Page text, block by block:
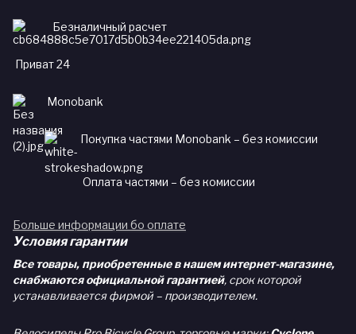
Безналичный расчет
Приват 24
Monobank
Покупка частями Monobank – без комиссии
Оплата частями – без комиссии
Больше информации бо оплате
Условия гарантии
Все товары, приобретенные в нашем интернет-магазине,
снабжаются официальной гарантией, срок которой
устанавливается фирмой – производителем.